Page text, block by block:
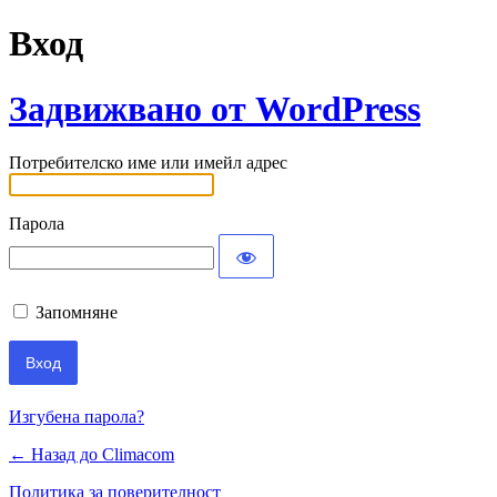
Вход
Задвижвано от WordPress
Потребителско име или имейл адрес
Парола
Запомняне
Изгубена парола?
← Назад до Climacom
Политика за поверителност